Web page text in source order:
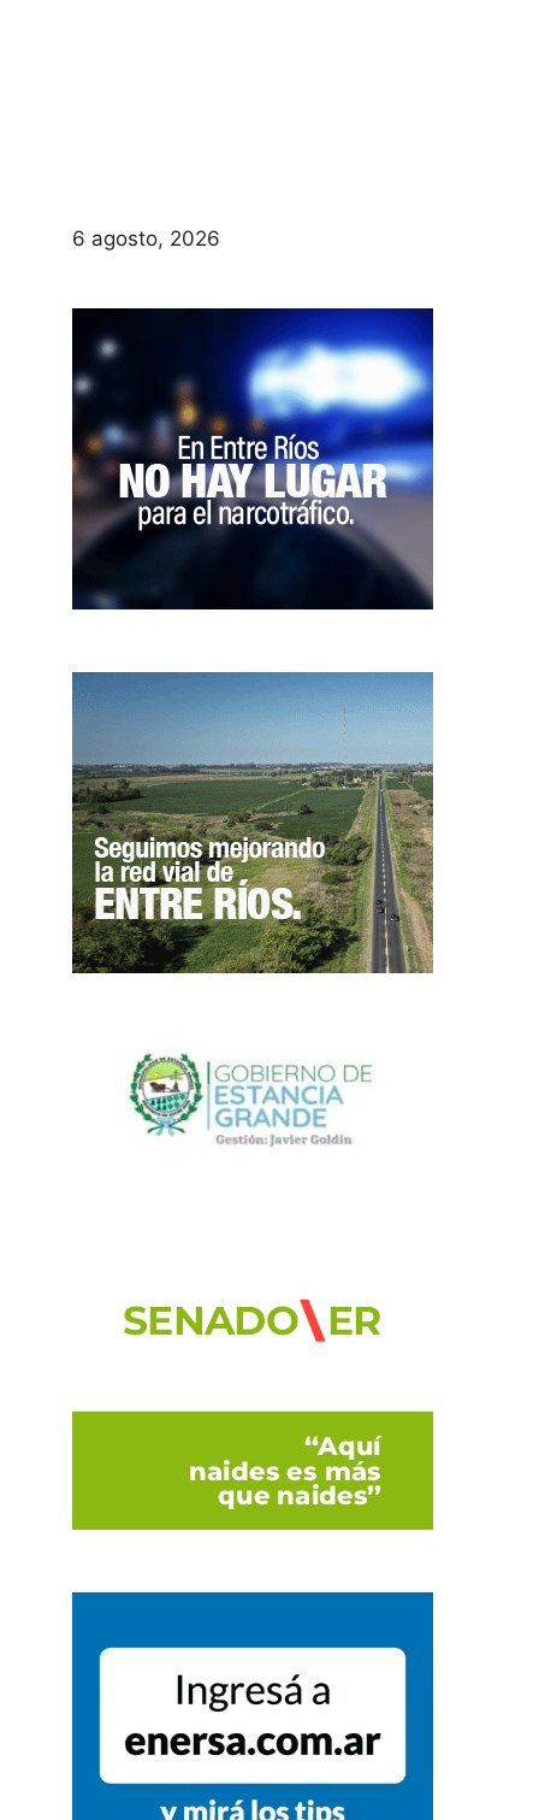
6 agosto, 2026